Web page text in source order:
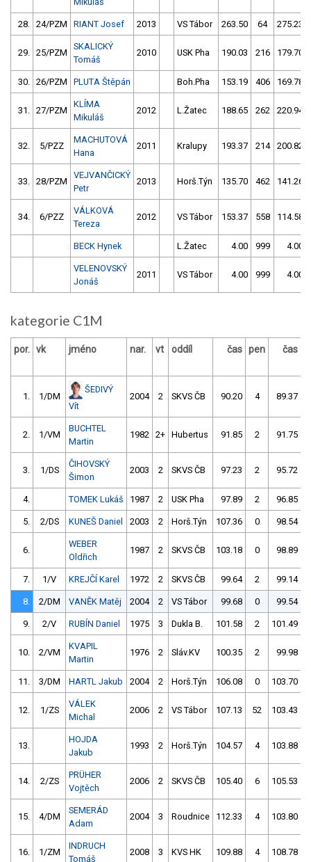
28. 24/PZM RIANT Josef 2013 VS Tábor 263.50 64 275.23
29. 25/PZM
SKALICKÝ
Tomáš
2010 USK Pha 190.03 216 179.70
30. 26/PZM PLUTA Štěpán Boh.Pha 153.19 406 169.78
31. 27/PZM
KLÍMA
Mikuláš
2012 L.Žatec 188.65 262 220.94
32. 5/PZZ
MACHUTOVÁ
Hana
2011 Kralupy 193.37 214 200.82
33. 28/PZM
VEJVANČICKÝ
Petr
2013 Horš.Týn 135.70 462 141.26
34. 6/PZZ
VÁLKOVÁ
Tereza
2012 VS Tábor 153.37 558 114.58
BECK Hynek L.Žatec 4.00 999 4.00
VELENOVSKÝ
Jonáš
2011 VS Tábor 4.00 999 4.00
kategorie C1M
por. vk jméno nar. vt oddíl čas pen čas
1. 1/DM
ŠEDIVÝ
Vít
2004 2 SKVS ČB 90.20 4 89.37
2. 1/VM
BUCHTEL
Martin
1982 2+ Hubertus 91.85 2 91.75
3. 1/DS
ČIHOVSKÝ
Šimon
2003 2 SKVS ČB 97.23 2 95.72
4. TOMEK Lukáš 1987 2 USK Pha 97.89 2 96.85
5. 2/DS KUNEŠ Daniel 2003 2 Horš.Týn 107.36 0 98.54
6.
WEBER
Oldřich
1987 2 SKVS ČB 103.18 0 98.89
7. 1/V KREJČÍ Karel 1972 2 SKVS ČB 99.64 2 99.14
8. 2/DM VANĚK Matěj 2004 2 VS Tábor 99.68 0 99.54
9. 2/V RUBÍN Daniel 1975 3 Dukla B. 101.58 2 101.49
10. 2/VM
KVAPIL
Martin
1976 2 Sláv.KV 100.35 2 99.98
11. 3/DM HARTL Jakub 2004 2 Horš.Týn 106.08 0 103.70
12. 1/ZS
VÁLEK
Michal
2006 2 VS Tábor 107.13 52 103.43
13.
HOJDA
Jakub
1993 2 Horš.Týn 104.57 4 103.88
14. 2/ZS
PRÜHER
Vojtěch
2006 2 SKVS ČB 105.40 6 105.53
15. 4/DM
SEMERÁD
Adam
2004 3 Roudnice 112.33 4 103.80
16. 1/ZM
INDRUCH
Tomáš
2008 3 KVS HK 109.88 4 108.78